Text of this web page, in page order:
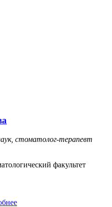
стоматолог-терапевт
факультет